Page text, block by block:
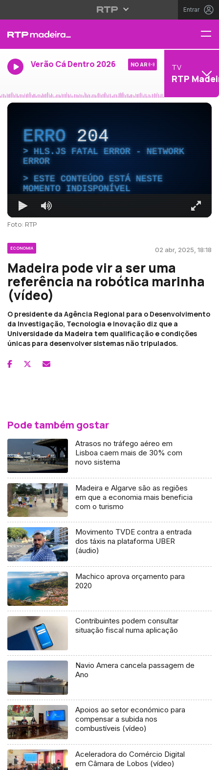
Entrar
Verão Cá Dentro 2026 NO AR TV
RTP
ERRO204
HLS.JS FATAL ERROR - NETWORK
ERROR
ESTE CONTEÚDO ESTÁ NESTE
MOMENTO INDISPONÍVEL
Foto: RTP
ECONOMIA 02 abr, 2025, 18:18
Madeira pode vir a ser uma
referência na robótica marinha
(vídeo)
O presidente da Agência Regional para o Desenvolvimento
da Investigação, Tecnologia e Inovação diz que a
Universidade da Madeira tem qualificação e condições
únicas para desenvolver sistemas não tripulados.
Pode também gostar
Atrasos no tráfego aéreo em
Lisboa caem mais de 30% com
novo sistema
Madeira e Algarve são as regiões
em que a economia mais beneficia
com o turismo
Movimento TVDE contra a entrada
dos táxis na plataforma UBER
(áudio)
Machico aprova orçamento para
2020
Contribuintes podem consultar
situação fiscal numa aplicação
Navio Amera cancela passagem de
Ano
Apoios ao setor económico para
compensar a subida nos
combustíveis (vídeo)
Aceleradora do Comércio Digital
em Câmara de Lobos (vídeo)